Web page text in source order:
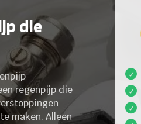
die
regenpijp die
maken. Alleen